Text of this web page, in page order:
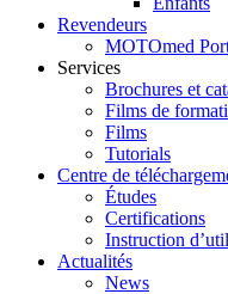
Revendeurs
MOTOmed
Services
Brochures et
Films de
Films
Tutorials
Centre de
Études
Certifications
Instruction
Actualités
News